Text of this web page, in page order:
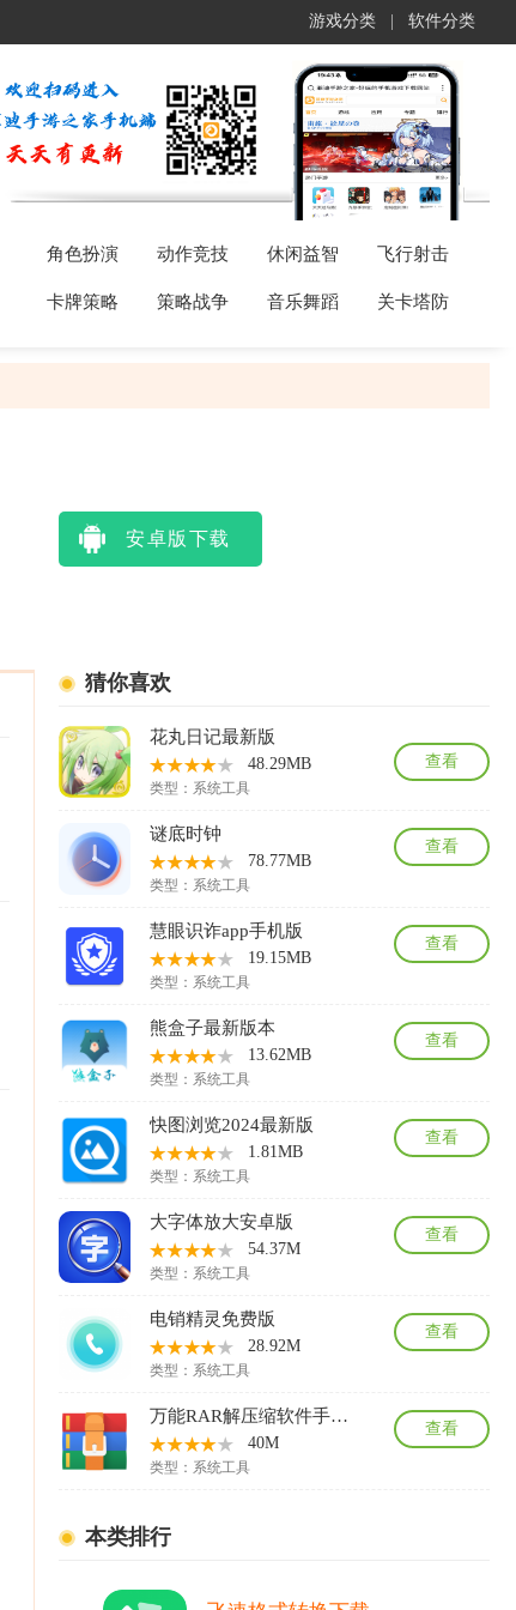
游戏分类 软件分类
角色扮演 动作竞技 休闲益智 飞行射击
卡牌策略 策略战争 音乐舞蹈 关卡塔防
安卓版下载
猜你喜欢
花丸日记最新版
48.29MB
类型： 系统工具
查看
谜底时钟
78.77MB
类型： 系统工具
查看
慧眼识诈app手机版
19.15MB
类型： 系统工具
查看
熊盒子最新版本
13.62MB
类型： 系统工具
查看
快图浏览2024最新版
1.81MB
类型： 系统工具
查看
大字体放大安卓版
54.37M
类型： 系统工具
查看
电销精灵免费版
28.92M
类型： 系统工具
查看
万能RAR解压缩软件手机版
40M
类型： 系统工具
查看
本类排行